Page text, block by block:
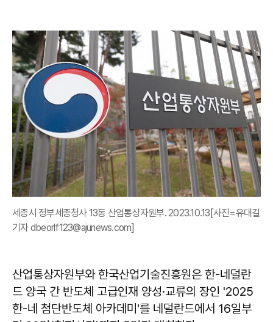
세종시 정부세종청사 13동 산업통상자원부. 2023.10.13[사진=유대길
기자 dbeorlf123@ajunews.com]
산업통상자원부와 한국산업기술진흥원은 한-네덜란
드 양국 간 반도체 고급인재 양성·교류의 장인 '2025
한-네 첨단반도체 아카데미'를 네덜란드에서 16일부